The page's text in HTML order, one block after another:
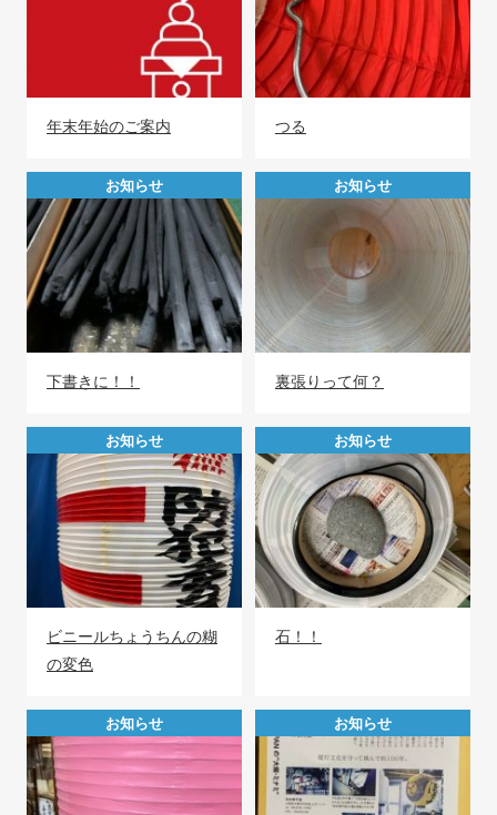
年末年始のご案内 つる
お知らせ
下書きに！！
お知らせ
裏張りって何？
お知らせ
ビニールちょうちんの糊
の変色
お知らせ
石！！
お知らせ お知らせ